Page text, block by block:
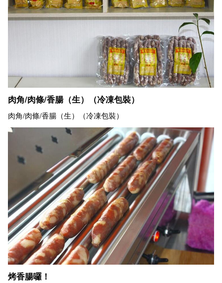
肉角/肉條/香腸（生）（冷凍包裝）
肉角/肉條/香腸（生）（冷凍包裝）
烤香腸囉！